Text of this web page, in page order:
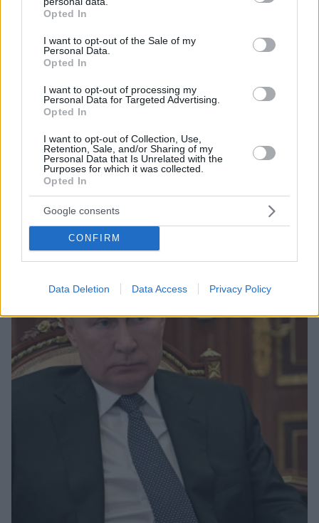
grant or deny consent to Google and its third-party tags to
use your data for below specified purposes in below Google
consent section.
Opted In
I want to opt-out of the Sale of my
Personal Data.
Opted In
I want to opt-out of processing my
Personal Data for Targeted Advertising.
Opted In
I want to opt-out of Collection, Use,
Retention, Sale, and/or Sharing of my
Personal Data that Is Unrelated with the
Purposes for which it was collected.
Opted In
Google consents
CONFIRM
Data Deletion Data Access Privacy Policy
Ο ουκρανικός στρατός ξέρει να αιφνιδιάζει, είπε ο Ζελένσκι
σε έμμεση αναφορά για την εισβολή στο Κουρσκ
08.08.2024, 16:45